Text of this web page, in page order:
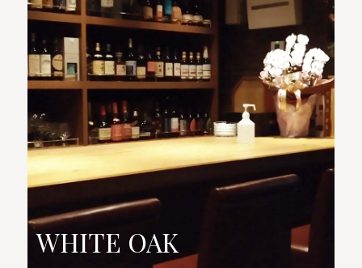
WHITE OAK